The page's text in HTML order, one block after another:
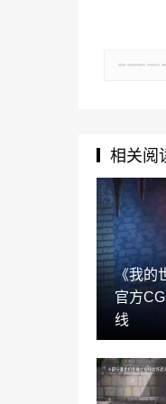
郑重声明：文章仅代表原作者观点，不代表本站立场；如有
相关阅
《我的
官方
线